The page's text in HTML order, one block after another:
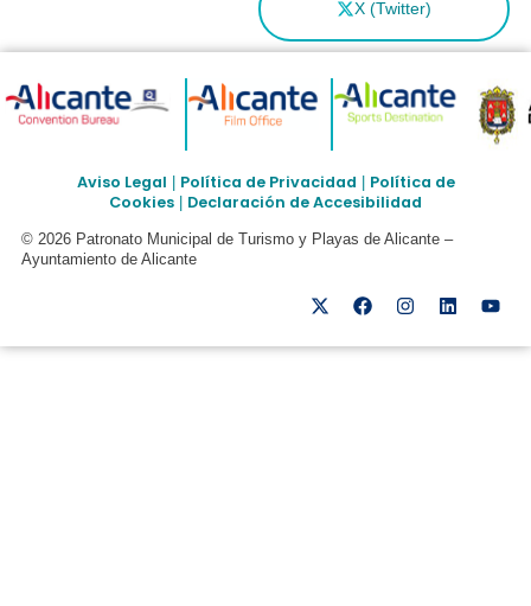
X (Twitter)
Aviso Legal Política de Privacidad
Política de
Cookies
Declaración de Accesibilidad
© 2026 Patronato Municipal de Turismo y Playas de Alicante –
Ayuntamiento de Alicante